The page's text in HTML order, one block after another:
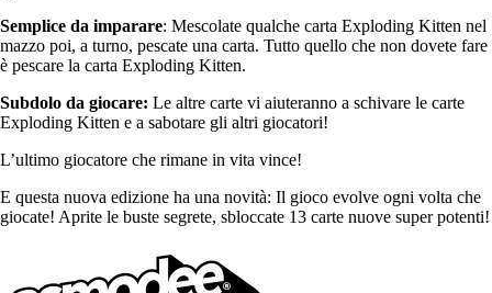
Semplice da imparare: Mescolate qualche carta Exploding Kitten nel
mazzo poi, a turno, pescate una carta. Tutto quello che non dovete fare
è pescare la carta Exploding Kitten.
Subdolo da giocare: Le altre carte vi aiuteranno a schivare le carte
Exploding Kitten e a sabotare gli altri giocatori!
L’ultimo giocatore che rimane in vita vince!
E questa nuova edizione ha una novità: Il gioco evolve ogni volta che
giocate! Aprite le buste segrete, sbloccate 13 carte nuove super potenti!